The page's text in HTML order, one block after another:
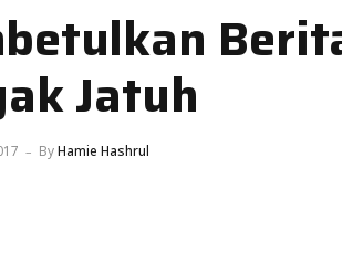
Jatuh
ByHamie Hashrul